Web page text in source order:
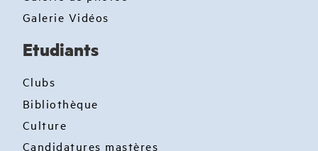
Galerie Vidéos
Etudiants
Clubs
Bibliothèque
Culture
Candidatures mastères